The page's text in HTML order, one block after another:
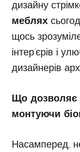
дизайну
меблях
щось
інтер’єрів і
дизайнерів
Що дозволяє
монтуючи
Насамперед,